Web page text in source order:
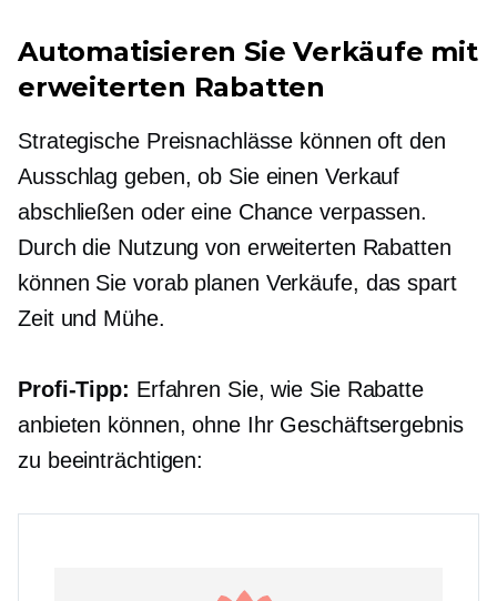
Automatisieren Sie Verkäufe mit
erweiterten Rabatten
Strategische Preisnachlässe können oft den
Ausschlag geben, ob Sie einen Verkauf
abschließen oder eine Chance verpassen.
Durch die Nutzung von erweiterten Rabatten
können Sie vorab planen Verkäufe, das spart
Zeit und Mühe.
Profi-Tipp: Erfahren Sie, wie Sie Rabatte
anbieten können, ohne Ihr Geschäftsergebnis
zu beeinträchtigen: